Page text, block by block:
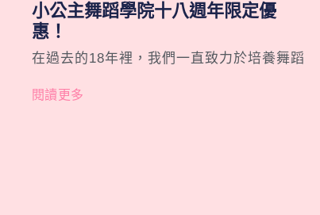
小公主舞蹈學院十八週年限定優
惠！
在過去的18年裡，我們一直致力於培養舞蹈
閱讀更多